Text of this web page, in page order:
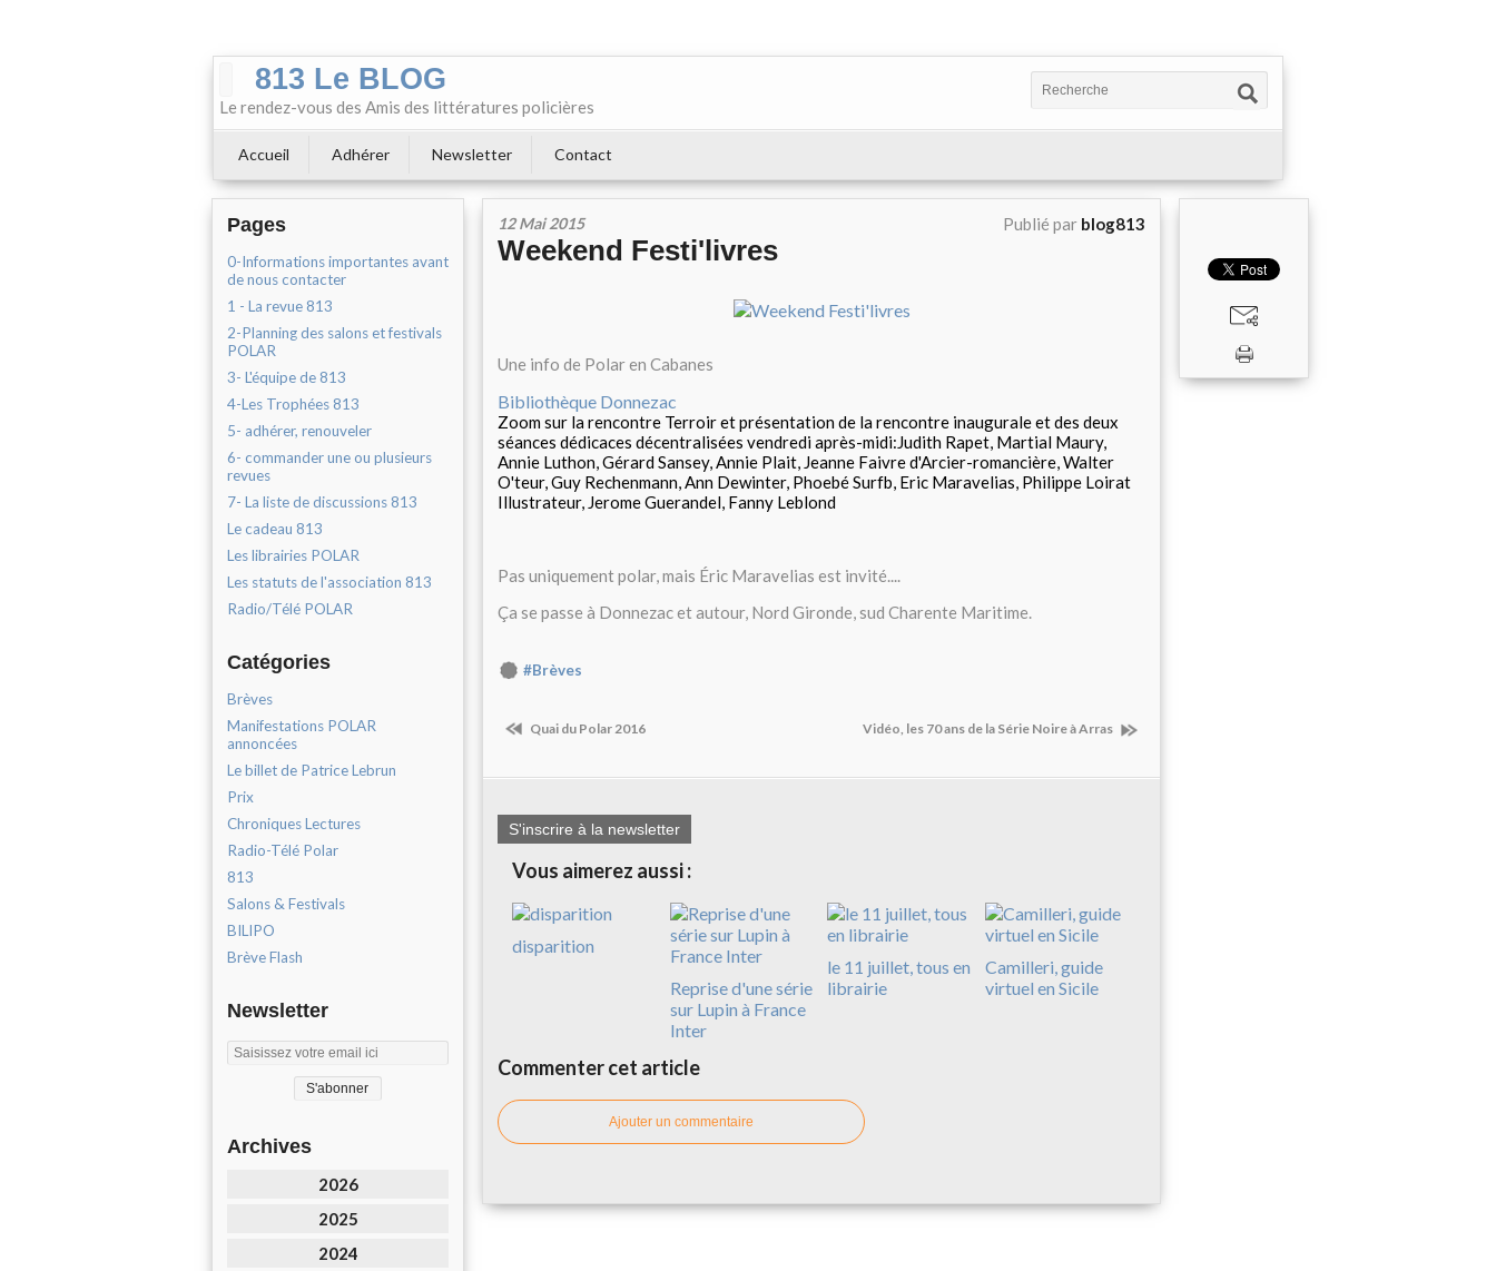
813 Le BLOG
Le rendez-vous des Amis des littératures policières
Accueil Adhérer Newsletter Contact
Pages
0-Informations importantes avant
de nous contacter
1 - La revue 813
2-Planning des salons et festivals
POLAR
3- L'équipe de 813
4-Les Trophées 813
5- adhérer, renouveler
6- commander une ou plusieurs
revues
7- La liste de discussions 813
Le cadeau 813
Les librairies POLAR
Les statuts de l'association 813
Radio/Télé POLAR
Catégories
Brèves
Manifestations POLAR
annoncées
Le billet de Patrice Lebrun
Prix
Chroniques Lectures
Radio-Télé Polar
813
Salons & Festivals
BILIPO
Brève Flash
Newsletter
Archives
2026
2025
2024
12 Mai 2015 Publié par blog813
Weekend Festi'livres
Une info de Polar en Cabanes
Bibliothèque Donnezac
Zoom sur la rencontre Terroir et présentation de la rencontre inaugurale et des deux
séances dédicaces décentralisées vendredi après-midi:Judith Rapet, Martial Maury,
Annie Luthon, Gérard Sansey, Annie Plait, Jeanne Faivre d'Arcier-romancière, Walter
O'teur, Guy Rechenmann, Ann Dewinter, Phoebé Surfb, Eric Maravelias, Philippe Loirat
Illustrateur, Jerome Guerandel, Fanny Leblond
Pas uniquement polar, mais Éric Maravelias est invité....
Ça se passe à Donnezac et autour, Nord Gironde, sud Charente Maritime.
#Brèves
Quai du Polar 2016 Vidéo, les 70 ans de la Série Noire à Arras
S'inscrire à la newsletter
Vous aimerez aussi :
disparition
Reprise d'une série
sur Lupin à France
Inter
le 11 juillet, tous en
librairie
Camilleri, guide
virtuel en Sicile
Commenter cet article
Ajouter un commentaire